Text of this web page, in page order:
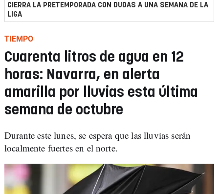
CIERRA LA PRETEMPORADA CON DUDAS A UNA SEMANA DE LA
LIGA
TIEMPO
Cuarenta litros de agua en 12
horas: Navarra, en alerta
amarilla por lluvias esta última
semana de octubre
Durante este lunes, se espera que las lluvias serán
localmente fuertes en el norte.